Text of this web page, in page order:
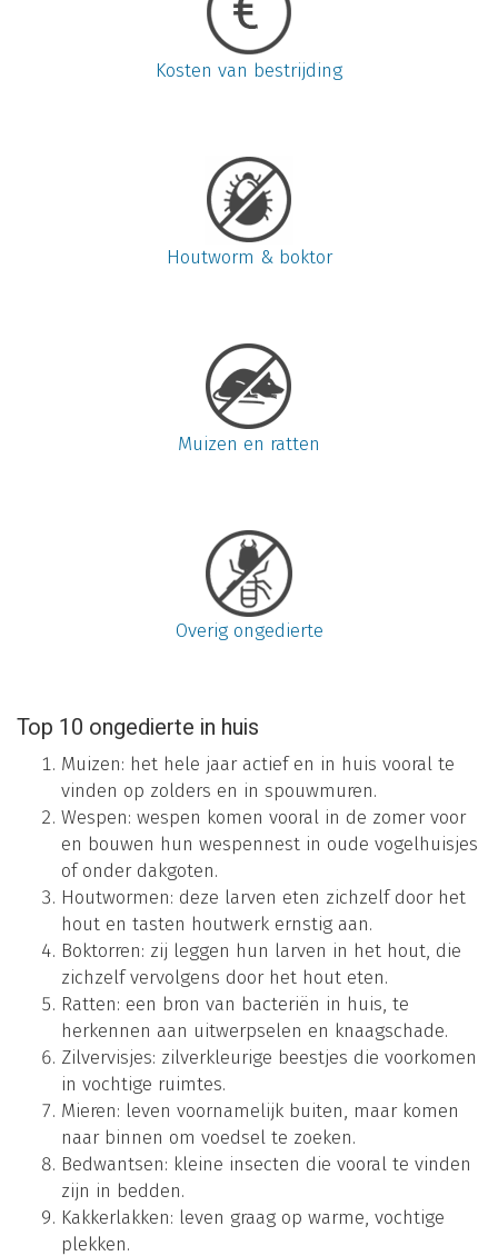
Kosten van bestrijding
Houtworm & boktor
Muizen en ratten
Overig ongedierte
Top 10 ongedierte in huis
Muizen: het hele jaar actief en in huis vooral te
vinden op zolders en in spouwmuren.
Wespen: wespen komen vooral in de zomer voor
en bouwen hun wespennest in oude vogelhuisjes
of onder dakgoten.
Houtwormen: deze larven eten zichzelf door het
hout en tasten houtwerk ernstig aan.
Boktorren: zij leggen hun larven in het hout, die
zichzelf vervolgens door het hout eten.
Ratten: een bron van bacteriën in huis, te
herkennen aan uitwerpselen en knaagschade.
Zilvervisjes: zilverkleurige beestjes die voorkomen
in vochtige ruimtes.
Mieren: leven voornamelijk buiten, maar komen
naar binnen om voedsel te zoeken.
Bedwantsen: kleine insecten die vooral te vinden
zijn in bedden.
Kakkerlakken: leven graag op warme, vochtige
plekken.